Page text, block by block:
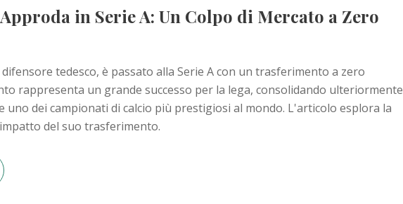
in Serie A: Un Colpo di Mercato a Zero
tedesco, è passato alla Serie A con un trasferimento a zero
rappresenta un grande successo per la lega, consolidando ulteriormente
uno dei campionati di calcio più prestigiosi al mondo. L'articolo esplora la
del suo trasferimento.